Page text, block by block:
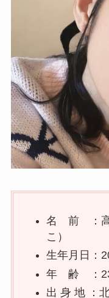
名 前 ：高
こ）
生年月日：
年 齢 ：23
出 身 地 ：